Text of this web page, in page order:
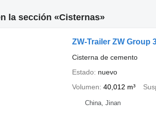
la sección «Cisternas»
ZW-Trailer ZW Group
Cisterna de cemento
Estado
nuevo
Volumen 40,012 m³
China, Jinan